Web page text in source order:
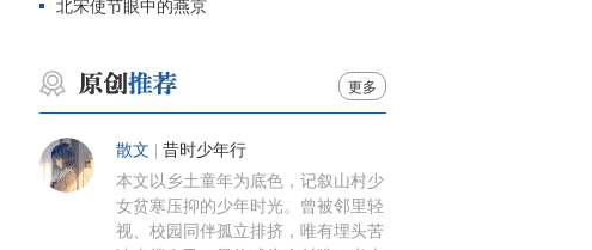
北宋使节眼中的燕京
更多
散文 昔时少年行
本文以乡土童年为底色，记叙山村少
女贫寒压抑的少年时光。曾被邻里轻
视、校园同伴孤立排挤，唯有埋头苦